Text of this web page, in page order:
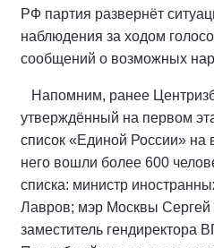
РФ партия развернёт
наблюдения за ходом
сообщений о возможных
Напомним, ранее
утверждённый на первом
список «Единой России» на
него вошли более 600
списка: министр
Лавров; мэр Москвы Сергей
заместитель гендиректора